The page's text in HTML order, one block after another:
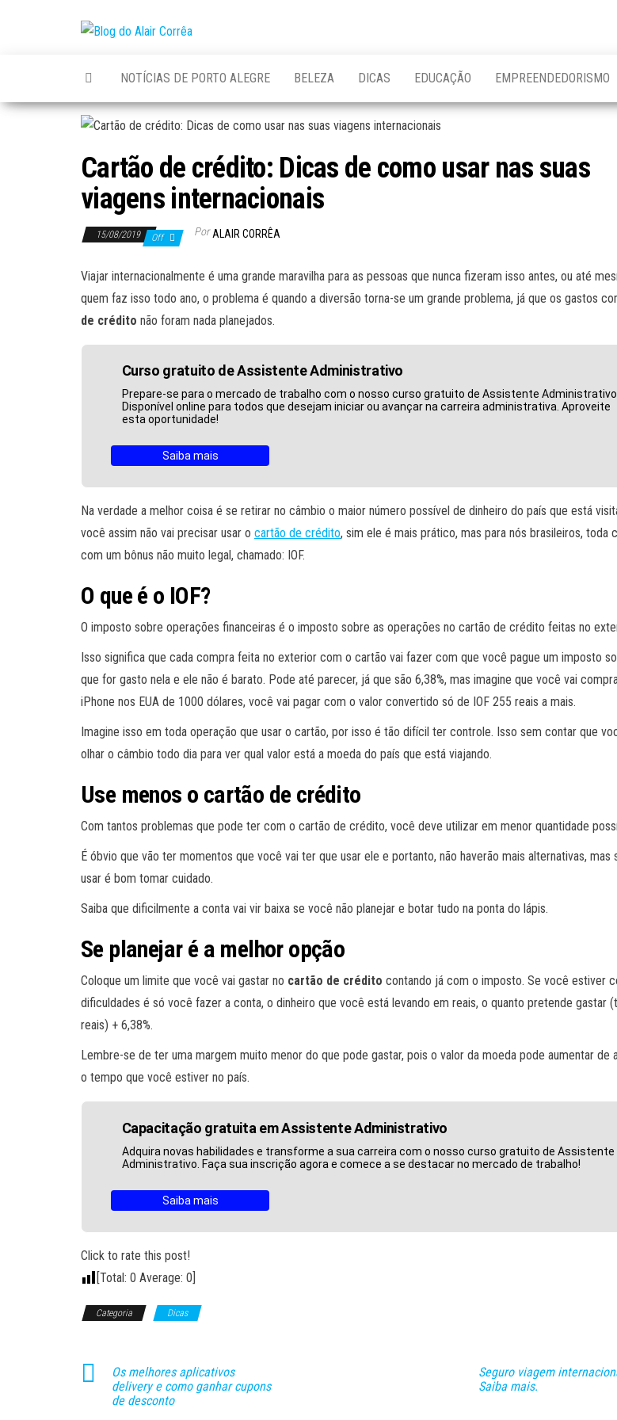
do
Corrêa
Tecnologia,
Marketing,
Muito
Mais…
NOTÍCIAS DE PORTO ALEGRE BELEZA DICAS EDUCAÇÃO EMPREENDEDORISMO
Cartão de crédito: Dicas de como usar nas suas
viagens internacionais
15/08/2019 Off Por ALAIR CORRÊA
Viajar internacionalmente é uma grande maravilha para as pessoas que nunca fizeram isso antes, ou até
quem faz isso todo ano, o problema é quando a diversão torna-se um grande problema, já que os gastos
de crédito não foram nada planejados.
Curso gratuito de Assistente Administrativo
Prepare-se para o mercado de trabalho com o nosso curso gratuito de Assistente Administrativo.
Disponível online para todos que desejam iniciar ou avançar na carreira administrativa. Aproveite
esta oportunidade!
Saiba mais
Na verdade a melhor coisa é se retirar no câmbio o maior número possível de dinheiro do país que está
você assim não vai precisar usar o cartão de crédito, sim ele é mais prático, mas para nós brasileiros, toda
com um bônus não muito legal, chamado: IOF.
O que é o IOF?
O imposto sobre operações financeiras é o imposto sobre as operações no cartão de crédito feitas no
Isso significa que cada compra feita no exterior com o cartão vai fazer com que você pague um imposto
que for gasto nela e ele não é barato. Pode até parecer, já que são 6,38%, mas imagine que você vai
iPhone nos EUA de 1000 dólares, você vai pagar com o valor convertido só de IOF 255 reais a mais.
Imagine isso em toda operação que usar o cartão, por isso é tão difícil ter controle. Isso sem contar que
olhar o câmbio todo dia para ver qual valor está a moeda do país que está viajando.
Use menos o cartão de crédito
Com tantos problemas que pode ter com o cartão de crédito, você deve utilizar em menor quantidade
É óbvio que vão ter momentos que você vai ter que usar ele e portanto, não haverão mais alternativas,
usar é bom tomar cuidado.
Saiba que dificilmente a conta vai vir baixa se você não planejar e botar tudo na ponta do lápis.
Se planejar é a melhor opção
Coloque um limite que você vai gastar no cartão de crédito contando já com o imposto. Se você estiver
dificuldades é só você fazer a conta, o dinheiro que você está levando em reais, o quanto pretende gastar
reais) + 6,38%.
Lembre-se de ter uma margem muito menor do que pode gastar, pois o valor da moeda pode aumentar de
o tempo que você estiver no país.
Capacitação gratuita em Assistente Administrativo
Adquira novas habilidades e transforme a sua carreira com o nosso curso gratuito de Assistente
Administrativo. Faça sua inscrição agora e comece a se destacar no mercado de trabalho!
Saiba mais
Click to rate this post!
[Total: 0 Average: 0
Categoria Dicas
Os melhores aplicativos
delivery e como ganhar cupons
de desconto
Seguro viagem
Saiba mais.